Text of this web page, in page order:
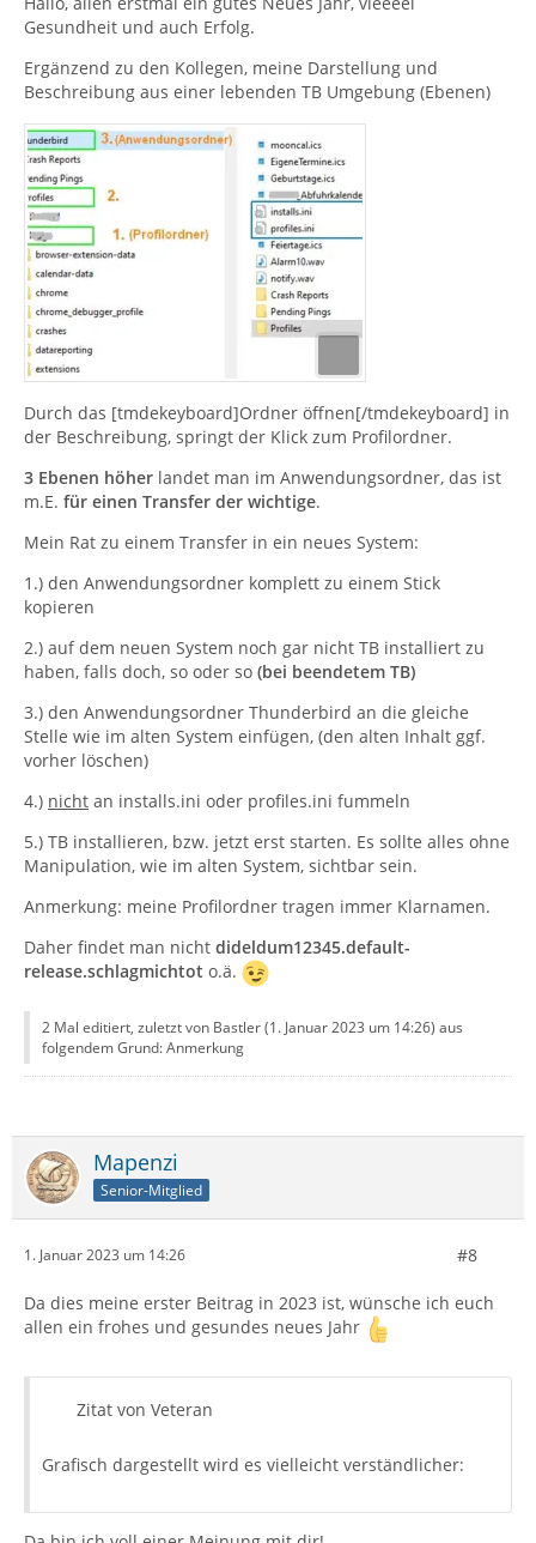
Gesundheit und auch Erfolg.
Ergänzend zu den Kollegen, meine Darstellung und
Beschreibung aus einer lebenden TB Umgebung (Ebenen)
Durch das [tmdekeyboard]Ordner öffnen[/tmdekeyboard] in
der Beschreibung, springt der Klick zum Profilordner.
3 Ebenen höher landet man im Anwendungsordner, das ist
m.E. für einen Transfer der wichtige.
Mein Rat zu einem Transfer in ein neues System:
1.) den Anwendungsordner komplett zu einem Stick
kopieren
2.) auf dem neuen System noch gar nicht TB installiert zu
haben, falls doch, so oder so (bei beendetem TB)
3.) den Anwendungsordner Thunderbird an die gleiche
Stelle wie im alten System einfügen, (den alten Inhalt ggf.
vorher löschen)
4.) nicht an installs.ini oder profiles.ini fummeln
5.) TB installieren, bzw. jetzt erst starten. Es sollte alles ohne
Manipulation, wie im alten System, sichtbar sein.
Anmerkung: meine Profilordner tragen immer Klarnamen.
Daher findet man nicht dideldum12345.default-
release.schlagmichtot o.ä.
2 Mal editiert, zuletzt von Bastler (1. Januar 2023 um 14:26) aus
folgendem Grund: Anmerkung
Mapenzi
Senior-Mitglied
1. Januar 2023 um 14:26 #8
Da dies meine erster Beitrag in 2023 ist, wünsche ich euch
allen ein frohes und gesundes neues Jahr
Zitat von Veteran
Grafisch dargestellt wird es vielleicht verständlicher: